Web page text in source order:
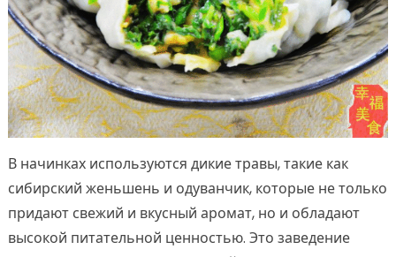
В начинках используются дикие травы, такие как
сибирский женьшень и одуванчик, которые не только
придают свежий и вкусный аромат, но и обладают
высокой питательной ценностью. Это заведение